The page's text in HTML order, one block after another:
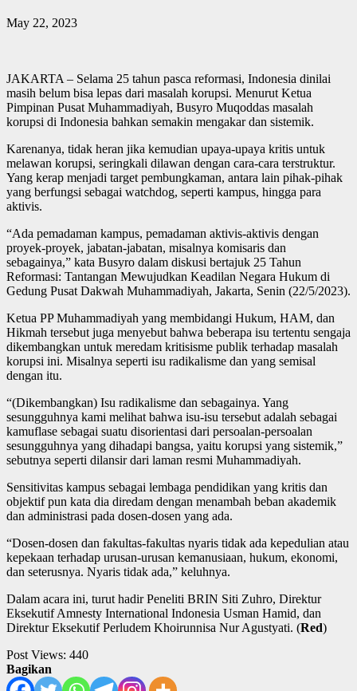
May 22, 2023
JAKARTA – Selama 25 tahun pasca reformasi, Indonesia dinilai
masih belum bisa lepas dari masalah korupsi. Menurut Ketua
Pimpinan Pusat Muhammadiyah, Busyro Muqoddas masalah
korupsi di Indonesia bahkan semakin mengakar dan sistemik.
Karenanya, tidak heran jika kemudian upaya-upaya kritis untuk
melawan korupsi, seringkali dilawan dengan cara-cara terstruktur.
Yang kerap menjadi target pembungkaman, antara lain pihak-pihak
yang berfungsi sebagai watchdog, seperti kampus, hingga para
aktivis.
“Ada pemadaman kampus, pemadaman aktivis-aktivis dengan
proyek-proyek, jabatan-jabatan, misalnya komisaris dan
sebagainya,” kata Busyro dalam diskusi bertajuk 25 Tahun
Reformasi: Tantangan Mewujudkan Keadilan Negara Hukum di
Gedung Pusat Dakwah Muhammadiyah, Jakarta, Senin (22/5/2023).
Ketua PP Muhammadiyah yang membidangi Hukum, HAM, dan
Hikmah tersebut juga menyebut bahwa beberapa isu tertentu sengaja
dikembangkan untuk meredam kritisisme publik terhadap masalah
korupsi ini. Misalnya seperti isu radikalisme dan yang semisal
dengan itu.
“(Dikembangkan) Isu radikalisme dan sebagainya. Yang
sesungguhnya kami melihat bahwa isu-isu tersebut adalah sebagai
kamuflase sebagai suatu disorientasi dari persoalan-persoalan
sesungguhnya yang dihadapi bangsa, yaitu korupsi yang sistemik,”
sebutnya seperti dilansir dari laman resmi Muhammadiyah.
Sensitivitas kampus sebagai lembaga pendidikan yang kritis dan
objektif pun kata dia diredam dengan menambah beban akademik
dan administrasi pada dosen-dosen yang ada.
“Dosen-dosen dan fakultas-fakultas nyaris tidak ada kepedulian atau
kepekaan terhadap urusan-urusan kemanusiaan, hukum, ekonomi,
dan seterusnya. Nyaris tidak ada,” keluhnya.
Dalam acara ini, turut hadir Peneliti BRIN Siti Zuhro, Direktur
Eksekutif Amnesty International Indonesia Usman Hamid, dan
Direktur Eksekutif Perludem Khoirunnisa Nur Agustyati. (Red)
Post Views: 440
Bagikan